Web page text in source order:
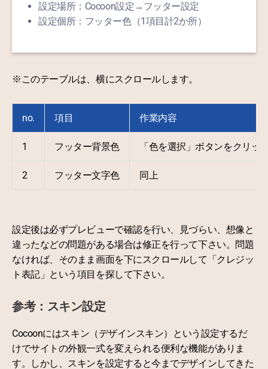
設定場所：Cocoon設定→フッター設定
設定個所：フッター色（1項目計2か所）
※このテーブルは、横にスクロールします。
no. 項目 作業内容
1 フッター背景色 「色を選択」ボタンをクリッ
2 フッター文字色 同上
設定後は必ずプレビューで確認を行い、見づらい、想像と
違ったなどの問題がある場合は修正を行って下さい。問題
なければ、そのまま画面を下にスクロールして「クレジッ
ト表記」という項目を探して下さい。
参考：スキン設定
Cocoonにはスキン（デザインスキン）という設定するだ
けでサイトの外観一式を変えられる便利な機能がありま
す。しかし、スキンを設定すると今までデザインしてきた